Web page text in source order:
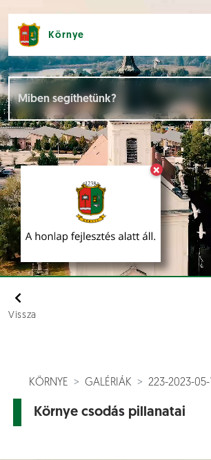
×
Környe
Vissza
KÖRNYE GALÉRIÁK 223-2023-05-
Környe csodás pillanatai
Hírek [ ]
Események []
Dokumentumok []
Aloldalak [ ]